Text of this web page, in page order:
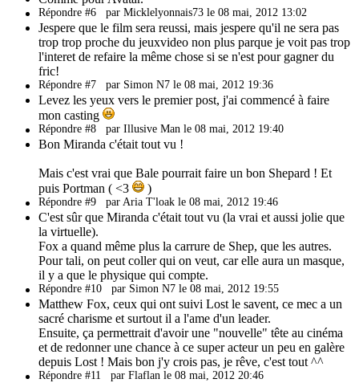
Répondre #6 par Micklelyonnais73 le 08 mai, 2012 13:02
Jespere que le film sera reussi, mais jespere qu'il ne sera pas
trop trop proche du jeuxvideo non plus parque je voit pas trop
l'interet de refaire la même chose si se n'est pour gagner du
fric!
Répondre #7 par Simon N7 le 08 mai, 2012 19:36
Levez les yeux vers le premier post, j'ai commencé à faire
mon casting
Répondre #8 par Illusive Man le 08 mai, 2012 19:40
Bon Miranda c'était tout vu !
Mais c'est vrai que Bale pourrait faire un bon Shepard ! Et
puis Portman ( <3
)
Répondre #9 par Aria T'loak le 08 mai, 2012 19:46
C'est sûr que Miranda c'était tout vu (la vrai et aussi jolie que
la virtuelle).
Fox a quand même plus la carrure de Shep, que les autres.
Pour tali, on peut coller qui on veut, car elle aura un masque,
il y a que le physique qui compte.
Répondre #10 par Simon N7 le 08 mai, 2012 19:55
Matthew Fox, ceux qui ont suivi Lost le savent, ce mec a un
sacré charisme et surtout il a l'ame d'un leader.
Ensuite, ça permettrait d'avoir une "nouvelle" tête au cinéma
et de redonner une chance à ce super acteur un peu en galère
depuis Lost ! Mais bon j'y crois pas, je rêve, c'est tout ^^
Répondre #11 par Flaflan le 08 mai, 2012 20:46